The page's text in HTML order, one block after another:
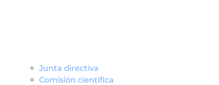
Junta directiva
Comisión científica